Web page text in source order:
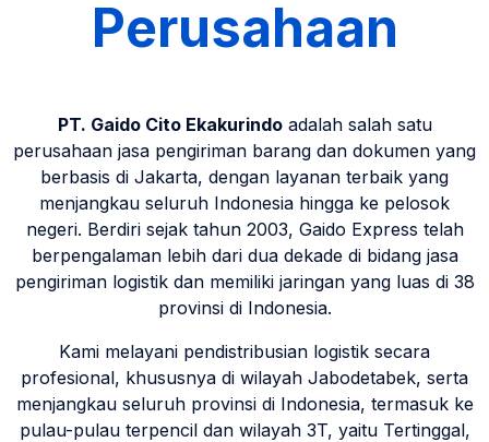
Perusahaan
PT. Gaido Cito Ekakurindoadalah salah satu
perusahaan jasa pengiriman barang dan dokumen yang
berbasis di Jakarta, dengan layanan terbaik yang
menjangkau seluruh Indonesia hingga ke pelosok
negeri. Berdiri sejak tahun 2003, Gaido Express telah
berpengalaman lebih dari dua dekade di bidang jasa
pengiriman logistik dan memiliki jaringan yang luas di 38
provinsi di Indonesia.
Kami melayani pendistribusian logistik secara
profesional, khususnya di wilayah Jabodetabek, serta
menjangkau seluruh provinsi di Indonesia, termasuk ke
pulau-pulau terpencil dan wilayah 3T, yaitu Tertinggal,